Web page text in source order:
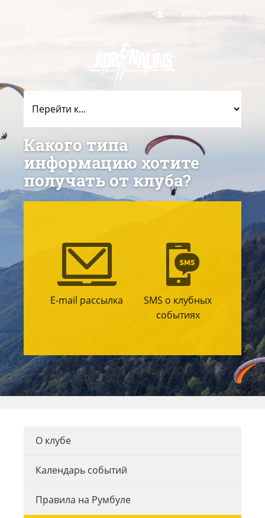
Авторизация пилота
Какого типа
информацию хотите
получать от клуба?
E-mail рассылка
SMS о клубных
событиях
О клубе
Календарь событий
Правила на Румбуле